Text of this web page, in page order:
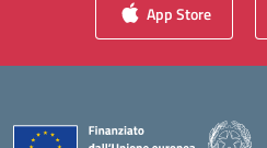
App Store